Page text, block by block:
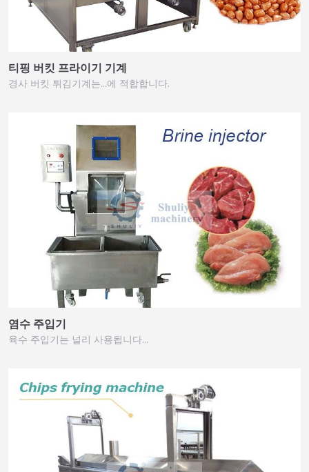
티핑 버킷 프라이기 기계
경사 버킷 튀김기계는…에 적합합니다.
염수 주입기
육수 주입기는 널리 사용됩니다…